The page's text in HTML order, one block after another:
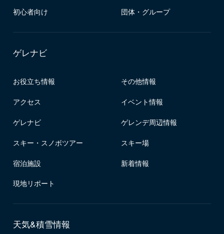
初心者向け 団体・グループ
ゲレナビ
お役立ち情報 その他情報
アクセス イベント情報
ゲレナビ ゲレンデ周辺情報
スキー・スノボツアー スキー場
宿泊施設 新着情報
現地リポート
天気&積雪情報